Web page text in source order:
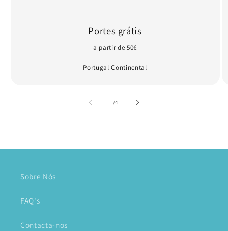
Portes grátis
a partir de 50€
Portugal Continental
1/de
4
Sobre Nós
FAQ's
Contacta-nos